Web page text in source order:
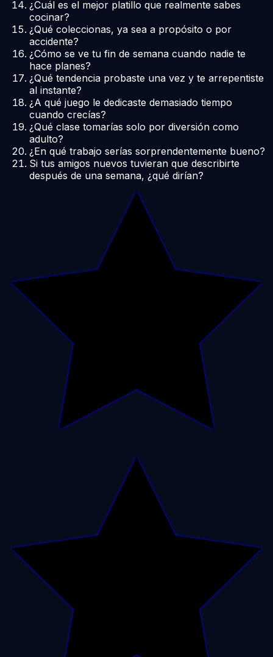
¿Cuál es el mejor platillo que realmente sabes
cocinar?
¿Qué coleccionas, ya sea a propósito o por
accidente?
¿Cómo se ve tu fin de semana cuando nadie te
hace planes?
¿Qué tendencia probaste una vez y te arrepentiste
al instante?
¿A qué juego le dedicaste demasiado tiempo
cuando crecías?
¿Qué clase tomarías solo por diversión como
adulto?
¿En qué trabajo serías sorprendentemente bueno?
Si tus amigos nuevos tuvieran que describirte
después de una semana, ¿qué dirían?